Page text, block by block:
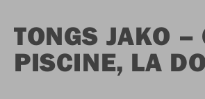
TONGS JAKO
PISCINE, LA